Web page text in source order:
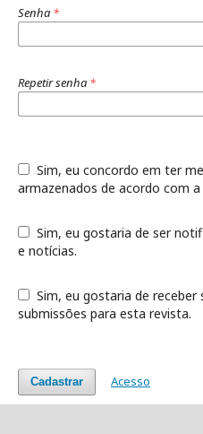
Senha *
Repetir senha *
armazenados de acordo com a
e notícias.
submissões para esta revista.
Cadastrar Acesso